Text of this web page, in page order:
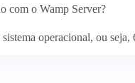
com o Wamp Server?
operacional, ou